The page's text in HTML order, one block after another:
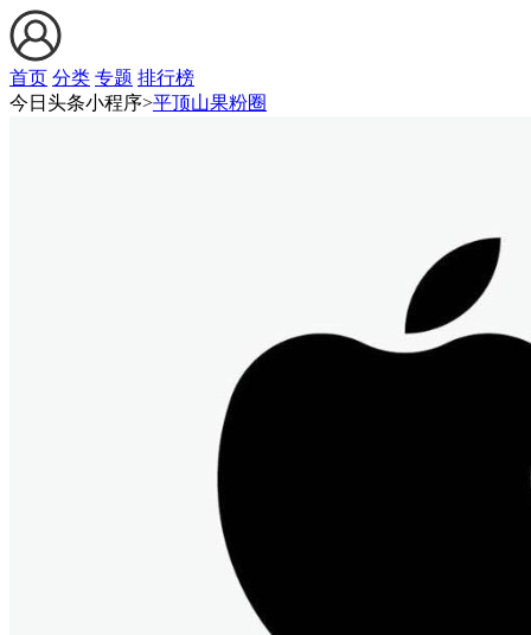
首页 分类 专题 排行榜
今日头条小程序>平顶山果粉圈